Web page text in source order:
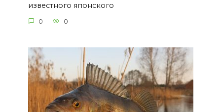
известного японского
0 0